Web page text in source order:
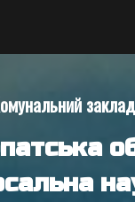
заклад